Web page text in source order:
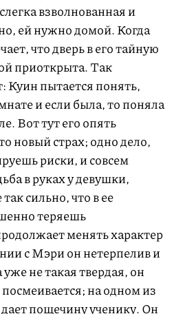
взволнованная и
ей нужно домой. Когда
что дверь в его тайную
приоткрыта. Так
Куин пытается понять,
и если была, то поняла
Вот тут его опять
новый страх; одно дело,
риски, и совсем
в руках у девушки,
сильно, что в ее
теряешь
менять характер
с Мэри он нетерпелив и
не такая твердая, он
на одном из
пощечину ученику. Он